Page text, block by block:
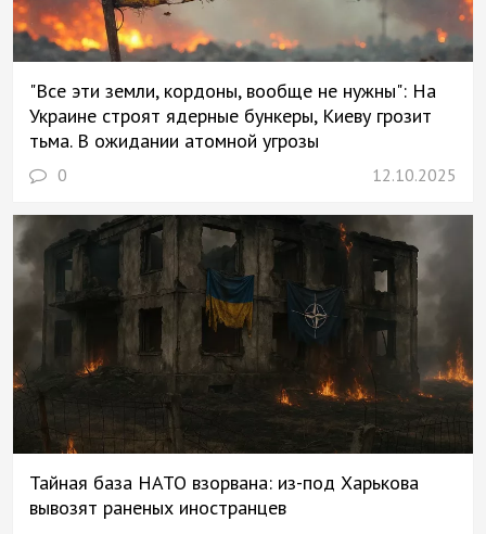
"Все эти земли, кордоны, вообще не нужны": На
Украине строят ядерные бункеры, Киеву грозит
тьма. В ожидании атомной угрозы
0 12.10.2025
Тайная база НАТО взорвана: из-под Харькова
вывозят раненых иностранцев